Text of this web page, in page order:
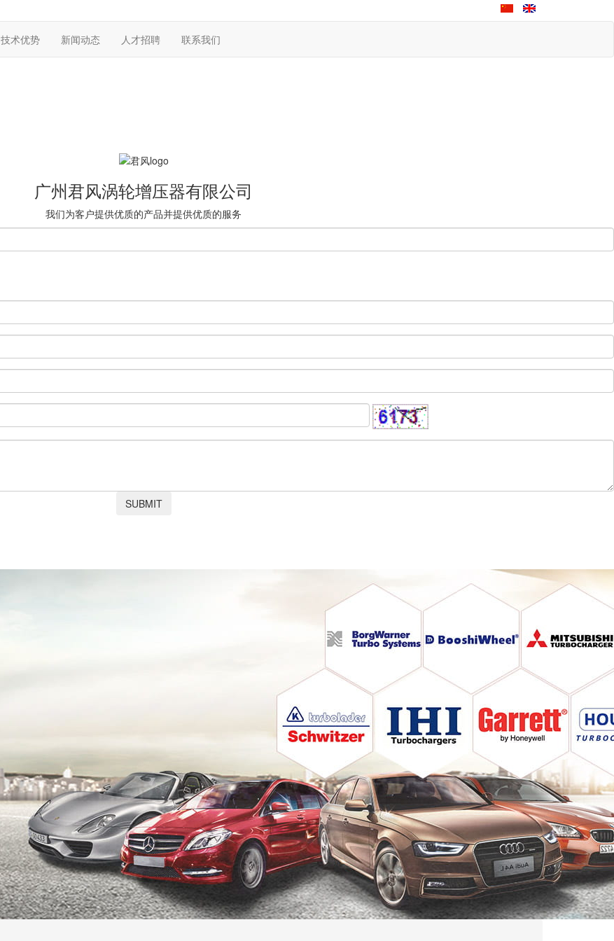
技术优势 新闻动态 人才招聘 联系我们
广州君风涡轮增压器有限公司
我们为客户提供优质的产品并提供优质的服务
SUBMIT